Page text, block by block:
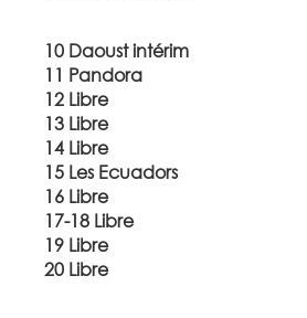
10 Daoust intérim
11 Pandora
12 Libre
13 Libre
14 Libre
15 Les Ecuadors
16 Libre
17-18 Libre
19 Libre
20 Libre